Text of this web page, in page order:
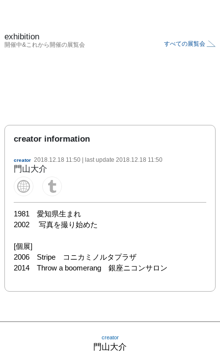
exhibition
開催中&これから開催の展覧会 すべての展覧会
creator information
creator 2018.12.18 11:50 | last update 2018.12.18 11:50
門山大介
1981　愛知県生まれ
2002　 写真を撮り始めた
[個展]
2006　Stripe　コニカミノルタプラザ
2014　Throw a boomerang　銀座ニコンサロン
creator
門山大介